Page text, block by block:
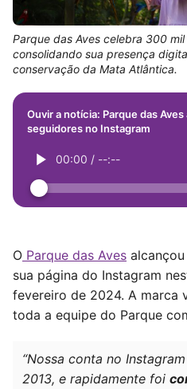
Parque das Aves celebra 300
consolidando sua presença
conservação da Mata Atlântica.
Ouvir a notícia: Parque das
seguidores no Instagram
00:00 / --:--
O Parque das Aves alcançou
sua página do Instagram
fevereiro de 2024. A marca
toda a equipe do Parque
“Nossa conta no
2013, e rapidamente foi